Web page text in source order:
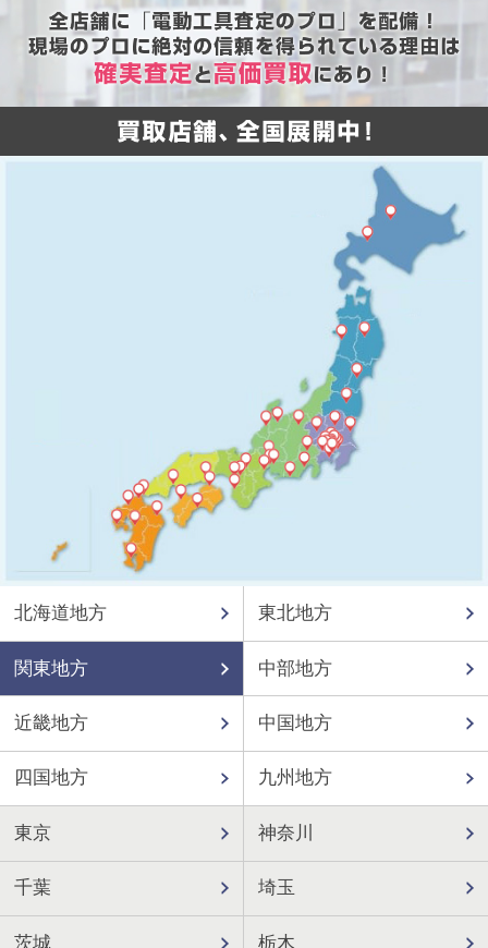
北海道地方 東北地方
関東地方 中部地方
近畿地方 中国地方
四国地方 九州地方
東京 神奈川
千葉 埼玉
茨城 栃木